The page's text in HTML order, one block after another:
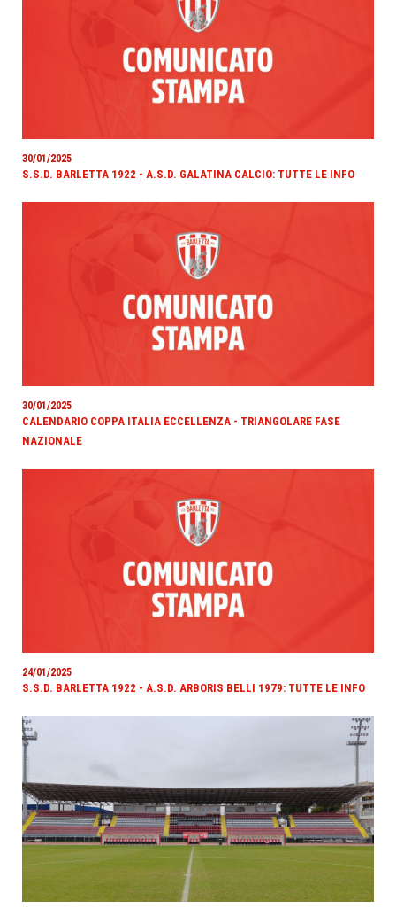
30/01/2025
S.S.D. BARLETTA 1922 - A.S.D. GALATINA CALCIO: TUTTE LE INFO
30/01/2025
CALENDARIO COPPA ITALIA ECCELLENZA - TRIANGOLARE FASE
NAZIONALE
24/01/2025
S.S.D. BARLETTA 1922 - A.S.D. ARBORIS BELLI 1979: TUTTE LE INFO